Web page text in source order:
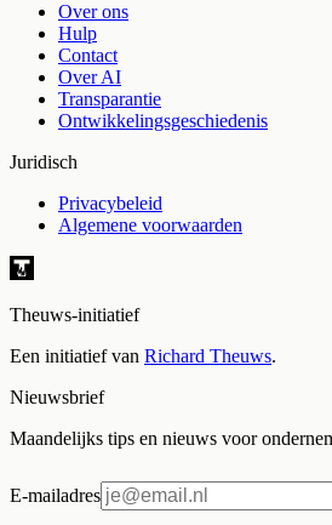
Over ons
Hulp
Contact
Over AI
Transparantie
Ontwikkelingsgeschiedenis
Juridisch
Privacybeleid
Algemene voorwaarden
Theuws-initiatief
Een initiatief van Richard Theuws.
Nieuwsbrief
Maandelijks tips en nieuws voor
E-mailadres